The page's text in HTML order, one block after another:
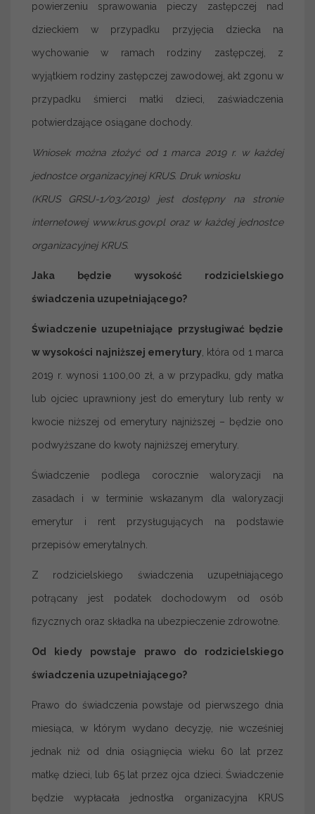
powierzeniu sprawowania pieczy zastępczej nad
dzieckiem w przypadku przyjęcia dziecka na
wychowanie w ramach rodziny zastępczej, z
wyjątkiem rodziny zastępczej zawodowej, akt zgonu w
przypadku śmierci matki dzieci, zaświadczenia
potwierdzające osiągane dochody.
Wniosek można złożyć od 1 marca 2019 r. w każdej
jednostce organizacyjnej KRUS. Druk wniosku
(KRUS GRSU-1/03/2019) jest dostępny na stronie
internetowej www.krus.gov.pl oraz w każdej jednostce
organizacyjnej KRUS.
Jaka będzie wysokość rodzicielskiego
świadczenia uzupełniającego?
Świadczenie uzupełniające przysługiwać będzie
w wysokości najniższej emerytury, która od 1 marca
2019 r. wynosi 1.100,00 zł, a w przypadku, gdy matka
lub ojciec uprawniony jest do emerytury lub renty w
kwocie niższej od emerytury najniższej – będzie ono
podwyższane do kwoty najniższej emerytury.
Świadczenie podlega corocznie waloryzacji na
zasadach i w terminie wskazanym dla waloryzacji
emerytur i rent przysługujących na podstawie
przepisów emerytalnych.
Z rodzicielskiego świadczenia uzupełniającego
potrącany jest podatek dochodowym od osób
fizycznych oraz składka na ubezpieczenie zdrowotne.
Od kiedy powstaje prawo do rodzicielskiego
świadczenia uzupełniającego?
Prawo do świadczenia powstaje od pierwszego dnia
miesiąca, w którym wydano decyzję, nie wcześniej
jednak niż od dnia osiągnięcia wieku 60 lat przez
matkę dzieci, lub 65 lat przez ojca dzieci. Świadczenie
będzie wypłacała jednostka organizacyjna KRUS